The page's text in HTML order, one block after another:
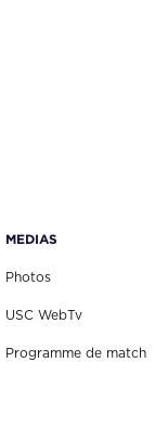
MEDIAS
Photos
USC WebTv
Programme de match